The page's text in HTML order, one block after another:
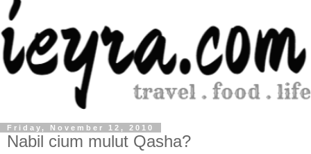
Friday, November 12, 2010
Nabil cium mulut Qasha?